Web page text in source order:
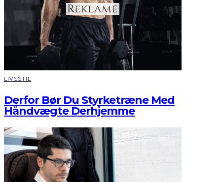
LIVSSTIL
Derfor Bør Du Styrketræne Med
Håndvægte Derhjemme